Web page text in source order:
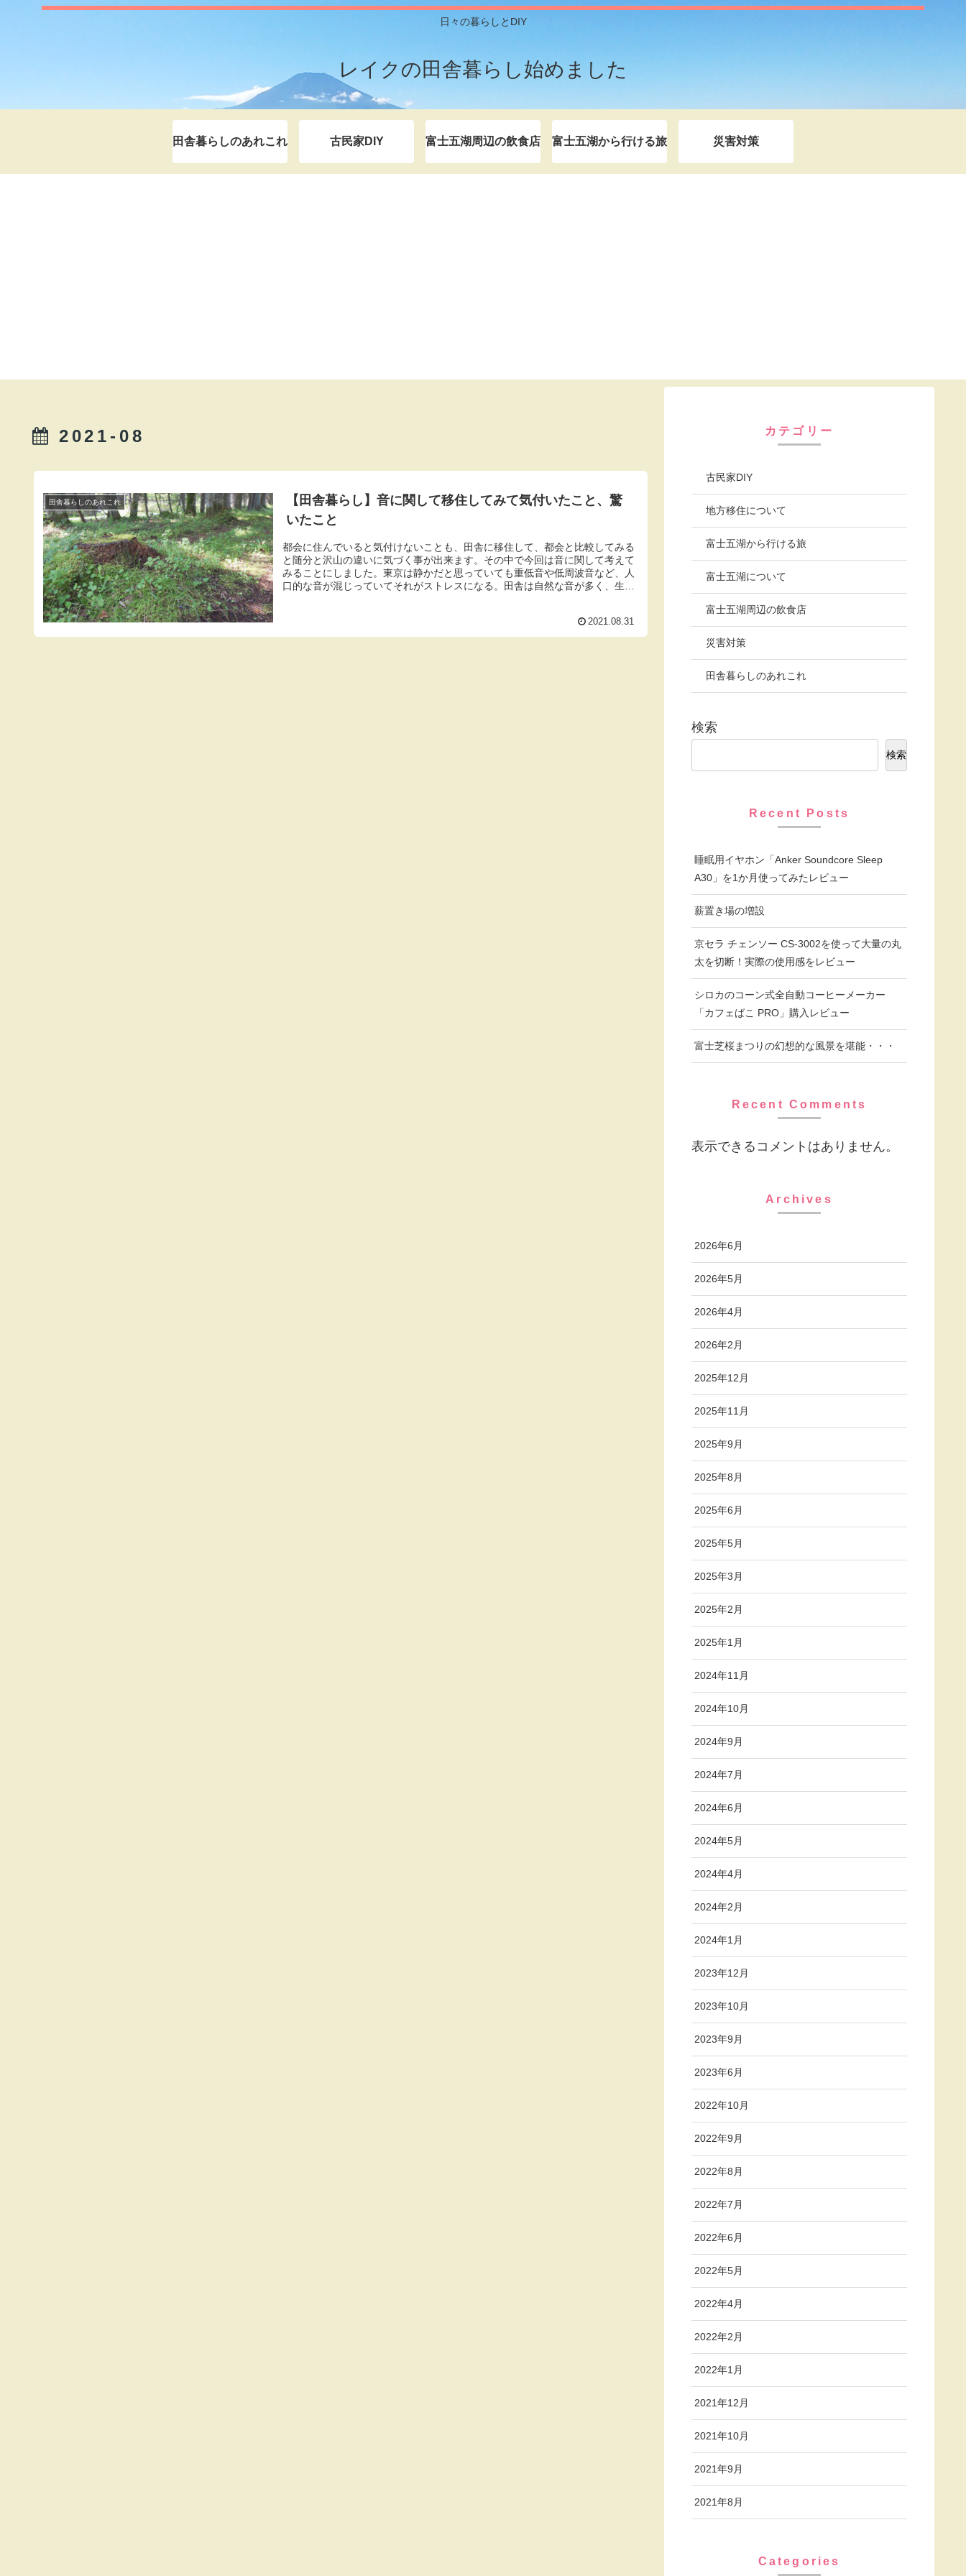
日々の暮らしとDIY
レイクの田舎暮らし始めました
田舎暮らしのあれこれ 古民家DIY 富士五湖周辺の飲食店 富士五湖から行ける旅 災害対策
2021-08
田舎暮らしのあれこれ
【田舎暮らし】音に関して移住してみて気付いたこと、驚
いたこと
都会に住んでいると気付けないことも、田舎に移住して、都会と比較してみる
と随分と沢山の違いに気づく事が出来ます。その中で今回は音に関して考えて
みることにしました。東京は静かだと思っていても重低音や低周波音など、人
口的な音が混じっていてそれがストレスになる。田舎は自然な音が多く、生活
2021.08.31
カテゴリー
古民家DIY
地方移住について
富士五湖から行ける旅
富士五湖について
富士五湖周辺の飲食店
災害対策
田舎暮らしのあれこれ
検索
検索
Recent Posts
睡眠用イヤホン「Anker Soundcore Sleep
A30」を1か月使ってみたレビュー
薪置き場の増設
京セラ チェンソー CS-3002を使って大量の丸
太を切断！実際の使用感をレビュー
シロカのコーン式全自動コーヒーメーカー
「カフェばこ PRO」購入レビュー
富士芝桜まつりの幻想的な風景を堪能・・・
Recent Comments
表示できるコメントはありません。
Archives
2026年6月
2026年5月
2026年4月
2026年2月
2025年12月
2025年11月
2025年9月
2025年8月
2025年6月
2025年5月
2025年3月
2025年2月
2025年1月
2024年11月
2024年10月
2024年9月
2024年7月
2024年6月
2024年5月
2024年4月
2024年2月
2024年1月
2023年12月
2023年10月
2023年9月
2023年6月
2022年10月
2022年9月
2022年8月
2022年7月
2022年6月
2022年5月
2022年4月
2022年2月
2022年1月
2021年12月
2021年10月
2021年9月
2021年8月
Categories